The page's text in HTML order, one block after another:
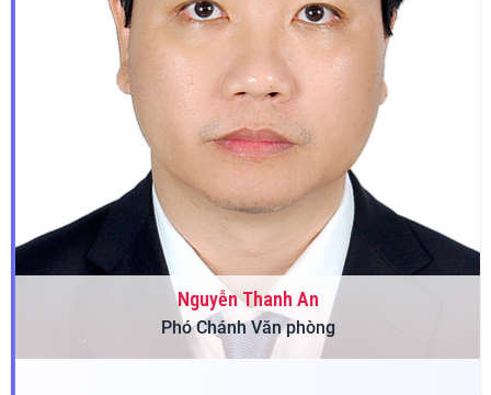
Nguyễn Thanh An
Phó Chánh Văn phòng